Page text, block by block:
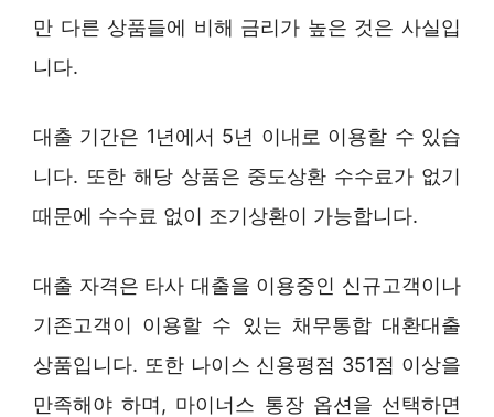
만 다른 상품들에 비해 금리가 높은 것은 사실입
니다.
대출 기간은 1년에서 5년 이내로 이용할 수 있습
니다. 또한 해당 상품은 중도상환 수수료가 없기
때문에 수수료 없이 조기상환이 가능합니다.
대출 자격은 타사 대출을 이용중인 신규고객이나
기존고객이 이용할 수 있는 채무통합 대환대출
상품입니다. 또한 나이스 신용평점 351점 이상을
만족해야 하며, 마이너스 통장 옵션을 선택하면